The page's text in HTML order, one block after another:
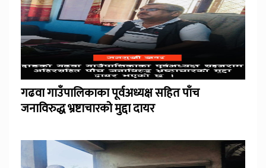
गढवा गाउँपालिकाका पूर्वअध्यक्ष सहित पाँच
जनाविरुद्ध भ्रष्टाचारको मुद्दा दायर